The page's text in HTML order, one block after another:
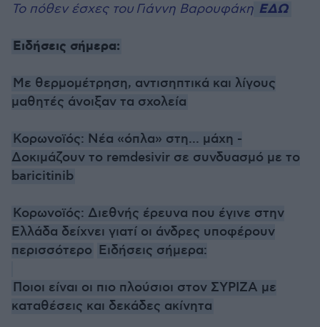
Το πόθεν έσχες του Γιάννη Βαρουφάκη ΕΔΩ
Ειδήσεις σήμερα:
Με θερμομέτρηση, αντισηπτικά και λίγους
μαθητές άνοιξαν τα σχολεία
Κορωνοϊός: Νέα «όπλα» στη... μάχη -
Δοκιμάζουν το remdesivir σε συνδυασμό με το
baricitinib
Κορωνοϊός: Διεθνής έρευνα που έγινε στην
Ελλάδα δείχνει γιατί οι άνδρες υποφέρουν
περισσότερο Ειδήσεις σήμερα:
Ποιοι είναι οι πιο πλούσιοι στον ΣΥΡΙΖΑ με
καταθέσεις και δεκάδες ακίνητα